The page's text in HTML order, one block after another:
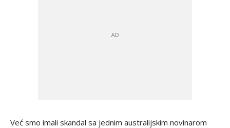
Već smo imali skandal sa jednim australijskim novinarom